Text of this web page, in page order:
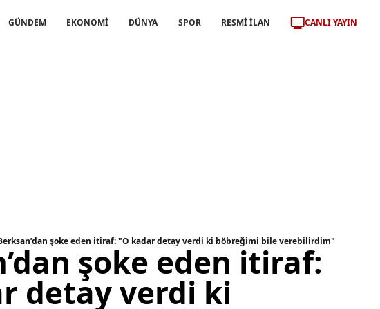
GÜNDEM EKONOMİ DÜNYA SPOR RESMİ İLAN CANLI YAYIN
şoke eden itiraf: "O kadar detay verdi ki böbreğimi bile verebilirdim"
şoke eden itiraf:
detay verdi ki